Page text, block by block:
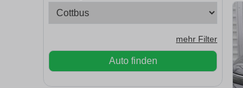
mehr Filter
Auto finden